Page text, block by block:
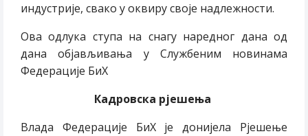
индустрије, свако у оквиру своје надлежности.
Ова одлука ступа на снагу наредног дана од
дана објављивања у Службеним новинама
Федерације БиХ
Кадровска рјешења
Влада Федерације БиХ је донијела Рјешење